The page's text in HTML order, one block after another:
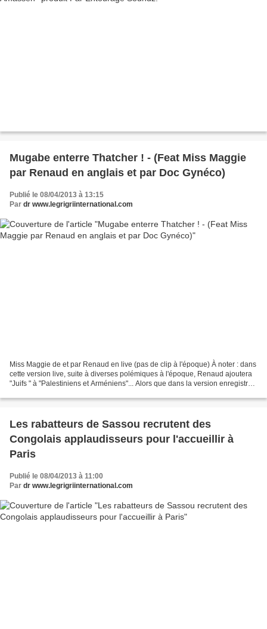
Mugabe enterre Thatcher ! - (Feat Miss Maggie
par Renaud en anglais et par Doc Gynéco)
Publié le 08/04/2013 à 13:15
Par dr www.legrigriinternational.com
Miss Maggie de et par Renaud en live (pas de clip à l'époque) À noter : dans
cette version live, suite à diverses polémiques à l'époque, Renaud ajoutera
"Juifs " à "Palestiniens et Arméniens"... Alors que dans la version enregistrée
Les rabatteurs de Sassou recrutent des
Congolais applaudisseurs pour l'accueillir à
Paris
Publié le 08/04/2013 à 11:00
Par dr www.legrigriinternational.com